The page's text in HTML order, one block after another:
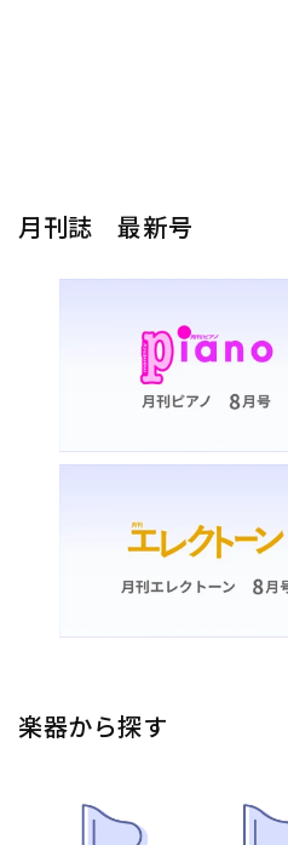
月刊誌 最新号
楽器から探す